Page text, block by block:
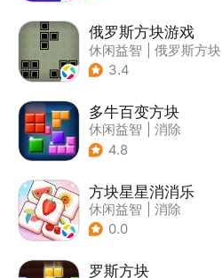
俄罗斯方块游戏
休闲益智
俄罗斯方块
| 童年
3.4
多牛百变方块
休闲益智
消除
| 多比特
4.8
方块星星消消乐
休闲益智
消除
0.0
罗斯方块